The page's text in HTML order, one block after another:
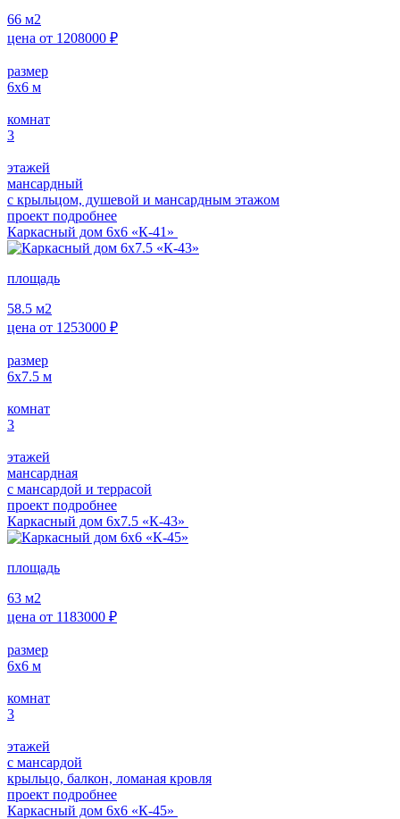
66 м2
цена от 1208000 ₽
размер
6х6 м
комнат
3
этажей
мансардный
с крыльцом, душевой и мансардным этажом
проект подробнее
Каркасный дом 6х6 «К-41»
площадь
58.5 м2
цена от 1253000 ₽
размер
6х7.5 м
комнат
3
этажей
мансардная
с мансардой и террасой
проект подробнее
Каркасный дом 6х7.5 «К-43»
площадь
63 м2
цена от 1183000 ₽
размер
6х6 м
комнат
3
этажей
с мансардой
крыльцо, балкон, ломаная кровля
проект подробнее
Каркасный дом 6х6 «К-45»